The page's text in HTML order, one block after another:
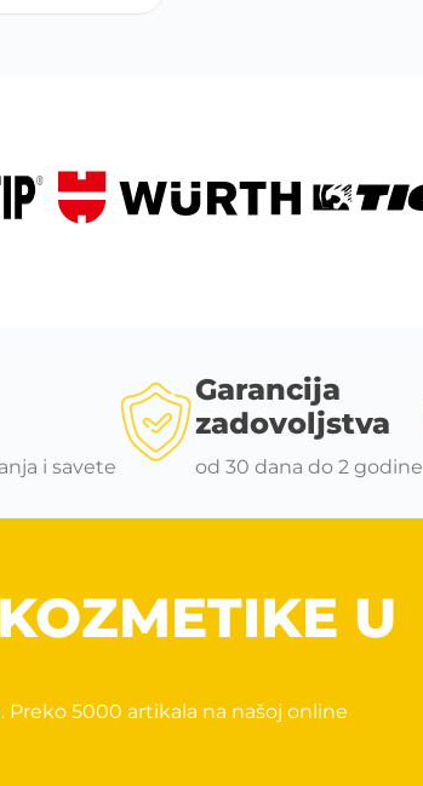
i savete
Garancija
zadovoljstva
od 30 dana do 2 godine
U
5000 artikala na našoj online